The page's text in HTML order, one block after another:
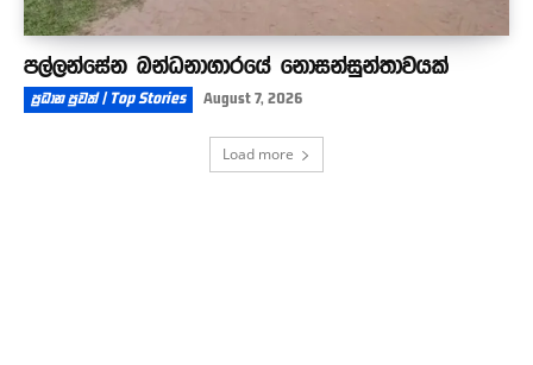
පල්ලන්සේන බන්ධනාගාරයේ නොසන්සුන්තාවයක්
ප්‍රධාන පුවත් | Top Stories August 7, 2026
Load more